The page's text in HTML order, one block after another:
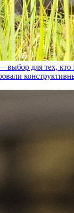
для тех, кто